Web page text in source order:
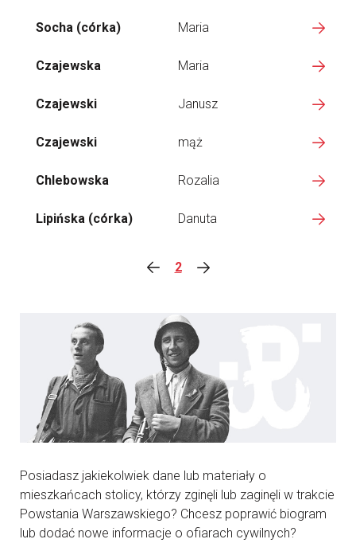
Socha (córka) Maria
Czajewska Maria
Czajewski Janusz
Czajewski mąż
Chlebowska Rozalia
Lipińska (córka) Danuta
2
Posiadasz jakiekolwiek dane lub materiały o
mieszkańcach stolicy, którzy zginęli lub zaginęli w trakcie
Powstania Warszawskiego? Chcesz poprawić biogram
lub dodać nowe informacje o ofiarach cywilnych?